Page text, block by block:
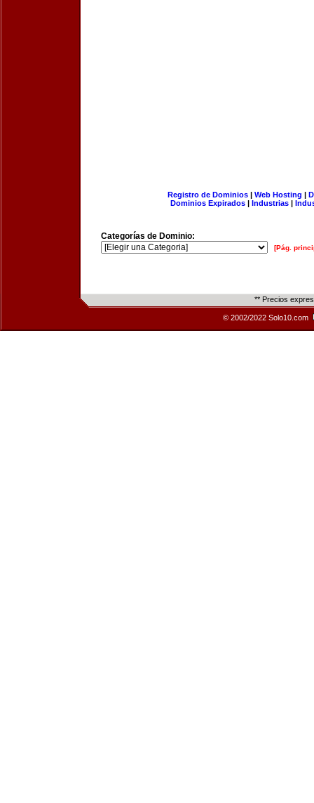
Registro de Dominios| Web Hosting |
Dominios Expirados | Industrias |
Categorías de Dominio:
[Pág.
** Precios
© 2002/2022 Solo10.com